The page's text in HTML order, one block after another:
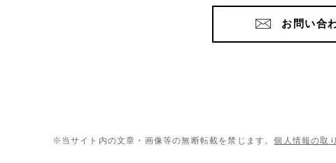
お問い合
※当サイト内の文章・画像等の無断転載を禁じます。個人情報の取